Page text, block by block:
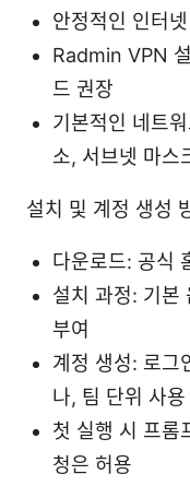
안정적인 인터
Radmin VPN
드 권장
기본적인 네트
소, 서브넷 마스
설치 및 계정 생성
다운로드: 공식
설치 과정: 기본
부여
계정 생성: 로그
나, 팀 단위 사
첫 실행 시 프롬
청은 허용